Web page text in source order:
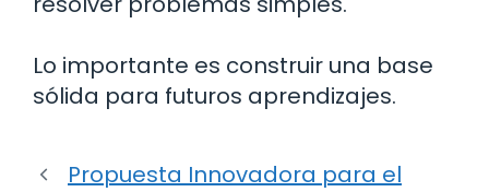
Lo importante es construir una base
sólida para futuros aprendizajes.
Propuesta Innovadora para el